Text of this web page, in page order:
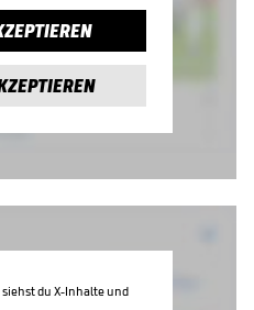
du X-Inhalte und